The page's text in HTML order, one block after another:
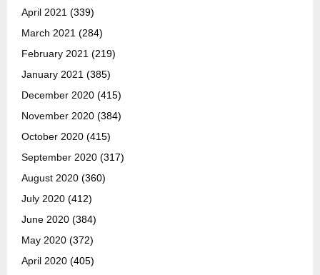
April 2021 (339)
March 2021 (284)
February 2021 (219)
January 2021 (385)
December 2020 (415)
November 2020 (384)
October 2020 (415)
September 2020 (317)
August 2020 (360)
July 2020 (412)
June 2020 (384)
May 2020 (372)
April 2020 (405)